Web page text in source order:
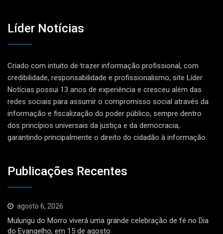
Líder Notícias
Criado com intuito de trazer informação profissional, com
credibilidade, responsabilidade e profissionalismo, site Líder
Notícias possui 13 anos de experiência e cresceu além das
redes sociais para assumir o compromisso social através da
informação e fiscalização do poder público, sempre dentro
dos princípios universais da justiça e da democracia,
garantindo principalmente o direito do cidadão à informação.
Publicações Recentes
agosto 6, 2026
Mulungu do Morro viverá uma grande celebração de fé no Dia
do Evangelho, em 15 de agosto